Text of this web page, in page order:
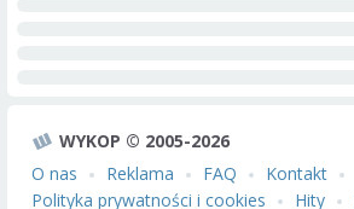
WYKOP © 2005-2026
O nas
Reklama FAQ Kontakt
Polityka prywatności i cookies
Hity